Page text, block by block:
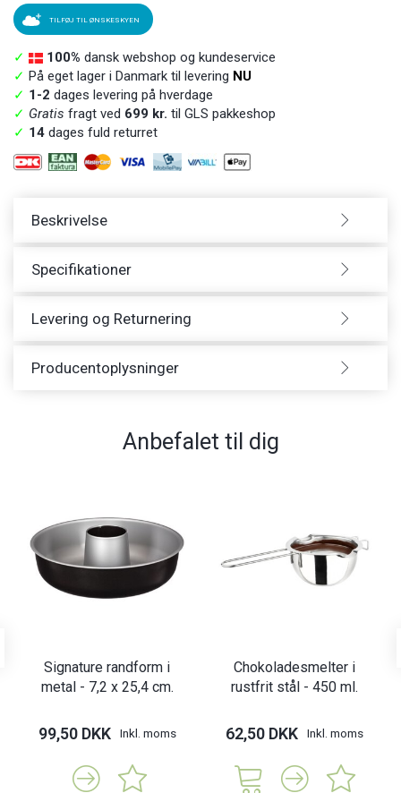
TILFØJ TIL ØNSKESKYEN
✓ 100% dansk webshop og kundeservice
✓ På eget lager i Danmark til levering NU
✓ 1-2 dages levering på hverdage
✓ Gratis fragt ved 699 kr. til GLS pakkeshop
✓ 14 dages fuld returret
Beskrivelse
Specifikationer
Levering og Returnering
Producentoplysninger
Anbefalet til dig
Signature randform i
metal - 7,2 x 25,4 cm.
99,50 DKK Inkl. moms
Chokoladesmelter i
rustfrit stål - 450 ml.
62,50 DKK Inkl. moms